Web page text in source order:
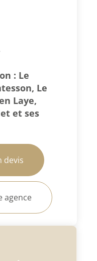
: Le
Le
Laye,
et ses
devis
agence